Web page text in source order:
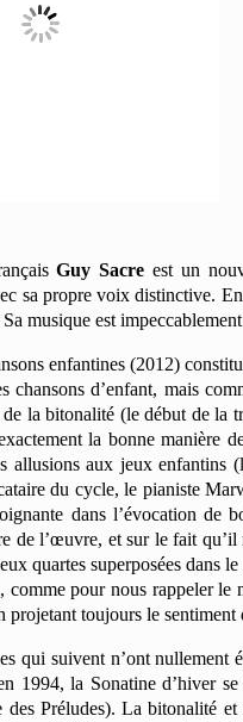
Guy Sacre est un
sa propre voix distinctive.
musique est
enfantines (2012)
chansons d’enfant, mais
la bitonalité (le début de la
la bonne manière
allusions aux jeux enfantins
du cycle, le pianiste
dans l’évocation
de l’œuvre, et sur le fait qu’il
quartes superposées dans
comme pour nous rappeler le
projetant toujours le sentiment
qui suivent n’ont nullement
1994, la Sonatine d’hiver
Préludes). La bitonalité